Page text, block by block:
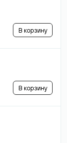
В корзину
В корзину